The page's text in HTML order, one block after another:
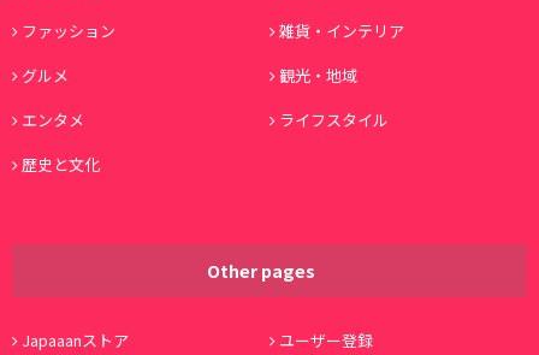
ファッション
雑貨・インテリア
グルメ
観光・地域
エンタメ
ライフスタイル
歴史と文化
Other pages
Japaaanストア ユーザー登録